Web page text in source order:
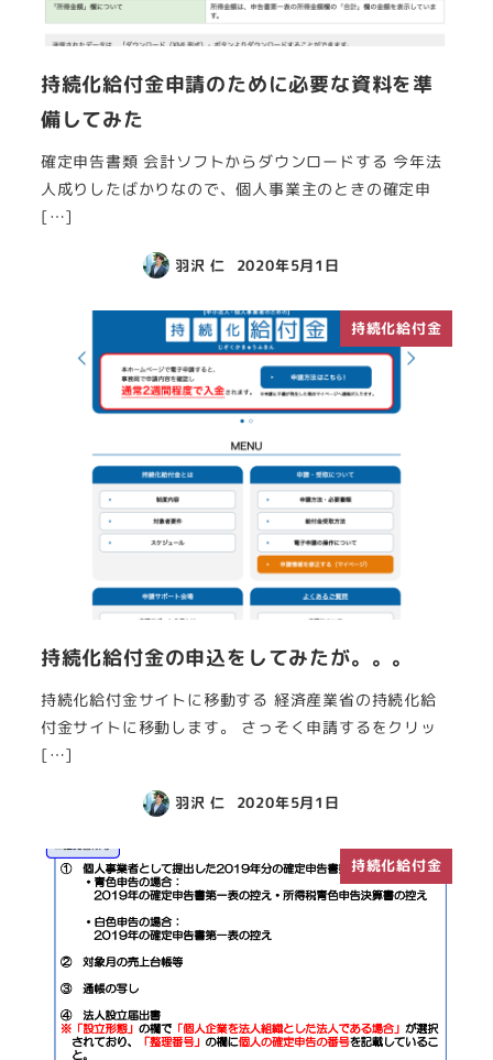
持続化給付金申請のために必要な資料を準
備してみた
確定申告書類 会計ソフトからダウンロードする 今年法
人成りしたばかりなので、個人事業主のときの確定申
[…]
羽沢 仁 2020年5月1日
持続化給付金
持続化給付金の申込をしてみたが。。。
持続化給付金サイトに移動する 経済産業省の持続化給
付金サイトに移動します。 さっそく申請するをクリッ
[…]
羽沢 仁 2020年5月1日
持続化給付金